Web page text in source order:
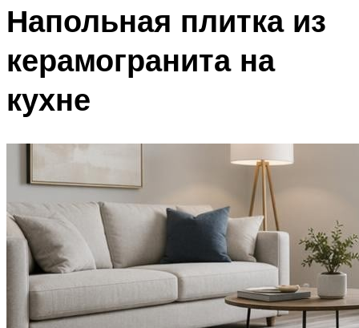
Напольная плитка из
керамогранита на
кухне